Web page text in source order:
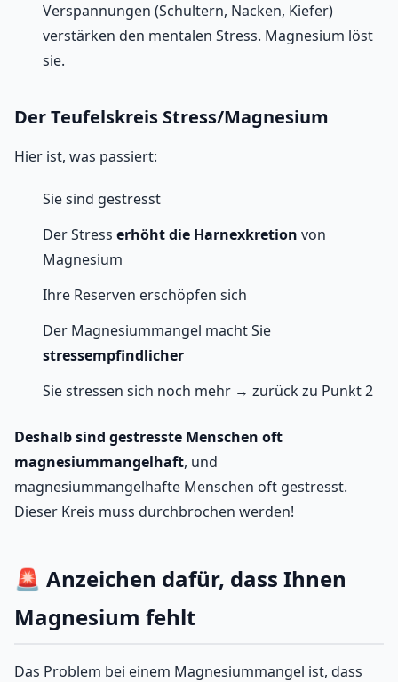
Verspannungen (Schultern, Nacken, Kiefer)
verstärken den mentalen Stress. Magnesium löst
sie.
Der Teufelskreis Stress/Magnesium
Hier ist, was passiert:
Sie sind gestresst
Der Stress erhöht die Harnexkretion von
Magnesium
Ihre Reserven erschöpfen sich
Der Magnesiummangel macht Sie
stressempfindlicher
Sie stressen sich noch mehr → zurück zu Punkt 2
Deshalb sind gestresste Menschen oft
magnesiummangelhaft, und
magnesiummangelhafte Menschen oft gestresst.
Dieser Kreis muss durchbrochen werden!
🚨 Anzeichen dafür, dass Ihnen
Magnesium fehlt
Das Problem bei einem Magnesiummangel ist, dass